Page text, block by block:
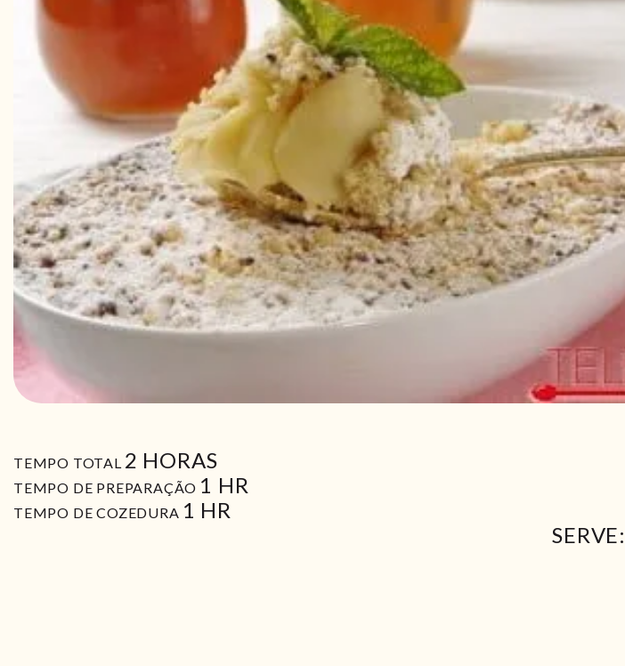
TEMPO TOTAL 2 HORAS
HORAS
TEMPO DE PREPARAÇÃO 1 HORA
HR
TEMPO DE COZEDURA 1 HORA
HR
SERVE: